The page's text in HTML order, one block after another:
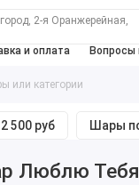
2-я Оранжерейная,
и оплата Вопросы
500 руб Шары
Люблю